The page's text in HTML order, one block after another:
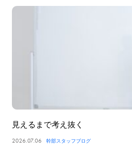
見えるまで考え抜く
2026.07.06 幹部スタッフブログ